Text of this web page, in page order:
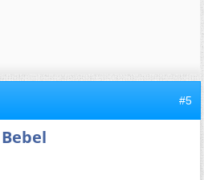
#5
Bebel